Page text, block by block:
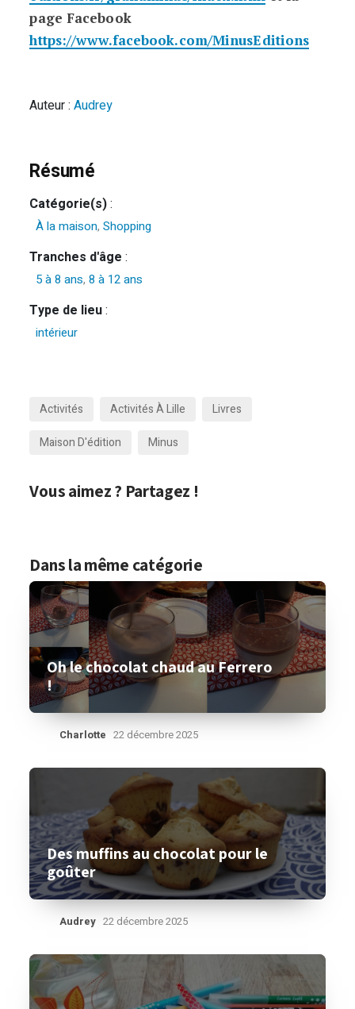
page Facebook
https://www.facebook.com/MinusEditions
Auteur :Audrey
Résumé
Catégorie(s):
À la maison,Shopping
Tranches d'âge :
5 à 8 ans,8 à 12 ans
Type de lieu:
intérieur
Activités Activités À Lille
Livres
Maison D'édition
Minus
Vous aimez ? Partagez !
Dans la même catégorie
Oh le chocolat chaud au Ferrero
!
Charlotte 22 décembre 2025
Des muffins au chocolat pour le
goûter
Audrey 22 décembre 2025